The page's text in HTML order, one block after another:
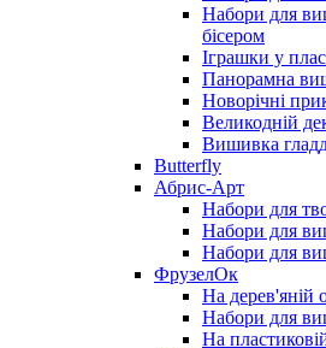
Набори для
бісером
Іграшки у
Панорамна
Новорічні
Великодній
Вишивка
Butterfly
Абрис-Арт
Набори для
Набори для
Набори для
ФрузелОк
На дерев'яній
Набори для
На